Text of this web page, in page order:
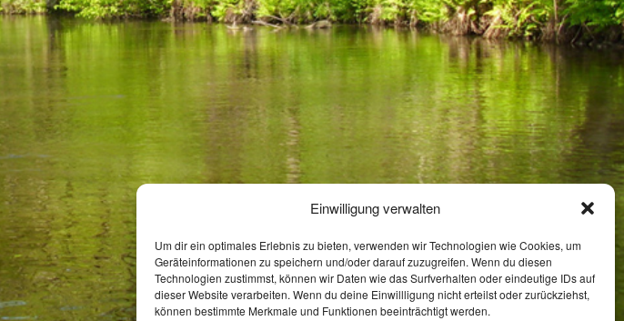
Einwilligung verwalten
Um dir ein optimales Erlebnis zu bieten, verwenden wir Technologien wie Cookies, um
Geräteinformationen zu speichern und/oder darauf zuzugreifen. Wenn du diesen
Technologien zustimmst, können wir Daten wie das Surfverhalten oder eindeutige IDs auf
dieser Website verarbeiten. Wenn du deine Einwillligung nicht erteilst oder zurückziehst,
können bestimmte Merkmale und Funktionen beeinträchtigt werden.